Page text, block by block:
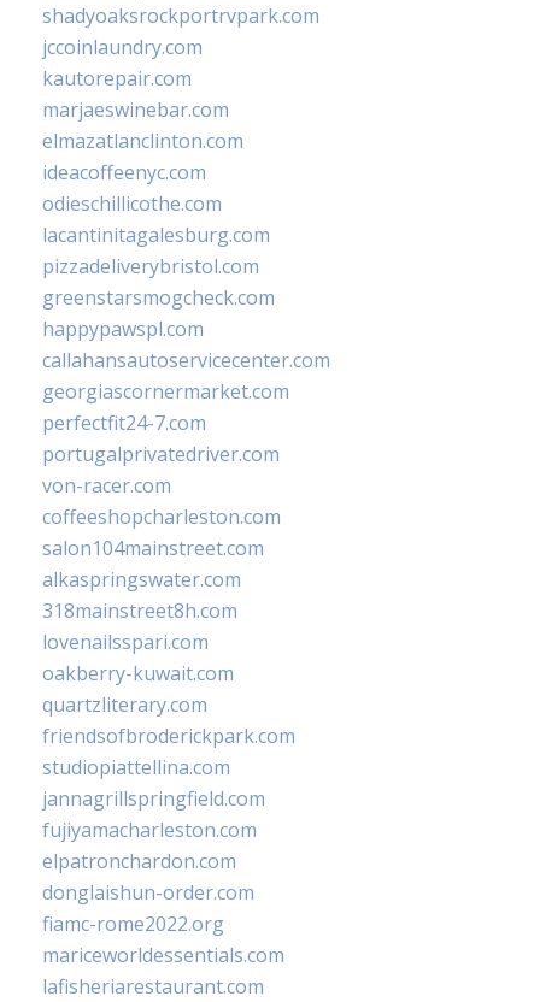
shadyoaksrockportrvpark.com
jccoinlaundry.com
kautorepair.com
marjaeswinebar.com
elmazatlanclinton.com
ideacoffeenyc.com
odieschillicothe.com
lacantinitagalesburg.com
pizzadeliverybristol.com
greenstarsmogcheck.com
happypawspl.com
callahansautoservicecenter.com
georgiascornermarket.com
perfectfit24-7.com
portugalprivatedriver.com
von-racer.com
coffeeshopcharleston.com
salon104mainstreet.com
alkaspringswater.com
318mainstreet8h.com
lovenailsspari.com
oakberry-kuwait.com
quartzliterary.com
friendsofbroderickpark.com
studiopiattellina.com
jannagrillspringfield.com
fujiyamacharleston.com
elpatronchardon.com
donglaishun-order.com
fiamc-rome2022.org
mariceworldessentials.com
lafisheriarestaurant.com